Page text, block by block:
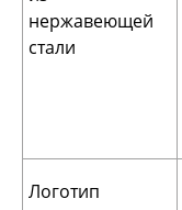
нержавеющей
стали
Логотип